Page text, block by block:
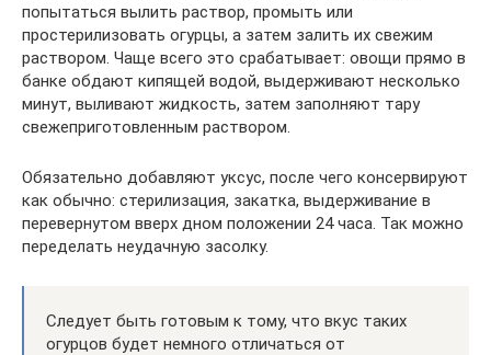
попытаться вылить раствор, промыть или
простерилизовать огурцы, а затем залить их свежим
раствором. Чаще всего это срабатывает: овощи прямо в
банке обдают кипящей водой, выдерживают несколько
минут, выливают жидкость, затем заполняют тару
свежеприготовленным раствором.
Обязательно добавляют уксус, после чего консервируют
как обычно: стерилизация, закатка, выдерживание в
перевернутом вверх дном положении 24 часа. Так можно
переделать неудачную засолку.
Следует быть готовым к тому, что вкус таких
огурцов будет немного отличаться от